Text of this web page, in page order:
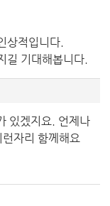
상적입니다.
길 기대해봅니다.
있겠지요. 언제나
자리 함께해요